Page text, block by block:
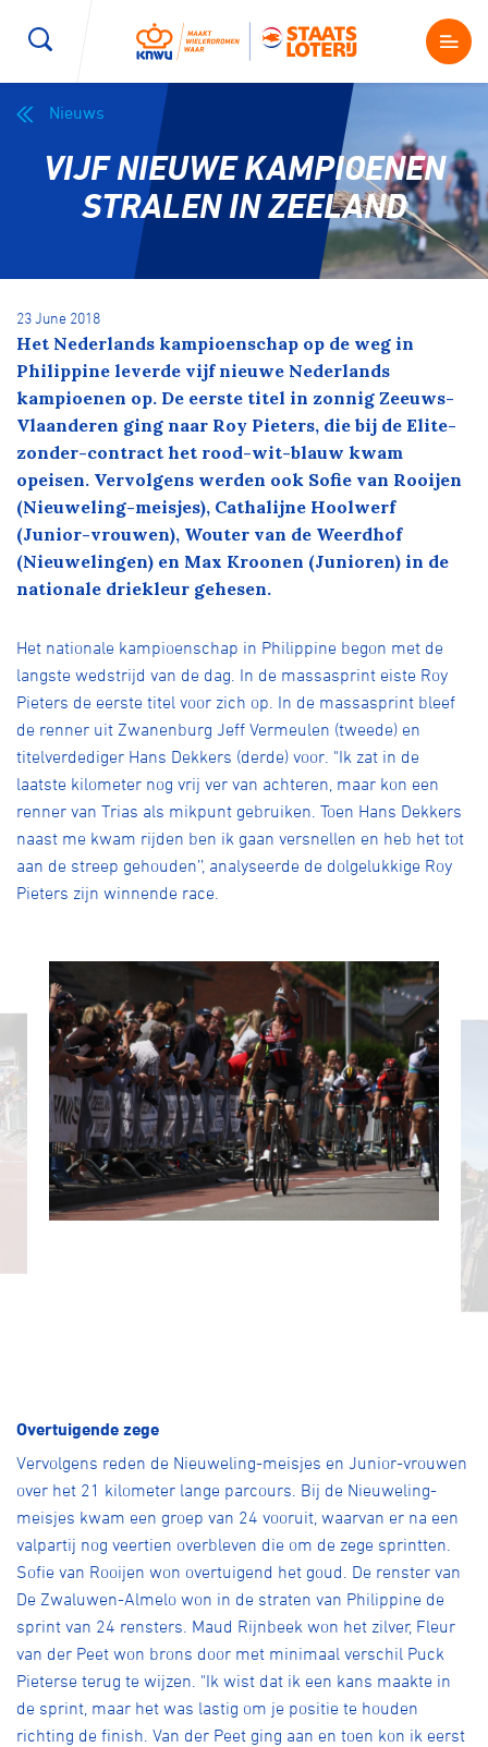
Kenniscentrum
Magazine
Nieuws
Shop
Producten en diensten
Contact
Over ons
Lid worden
Nieuws
VIJF NIEUWE KAMPIOENEN
STRALEN IN ZEELAND
23 June 2018
Het Nederlands kampioenschap op de weg in
Philippine leverde vijf nieuwe Nederlands
kampioenen op. De eerste titel in zonnig Zeeuws-
Vlaanderen ging naar Roy Pieters, die bij de Elite-
zonder-contract het rood-wit-blauw kwam
opeisen. Vervolgens werden ook Sofie van Rooijen
(Nieuweling-meisjes), Cathalijne Hoolwerf
(Junior-vrouwen), Wouter van de Weerdhof
(Nieuwelingen) en Max Kroonen (Junioren) in de
nationale driekleur gehesen.
Het nationale kampioenschap in Philippine begon met de
langste wedstrijd van de dag. In de massasprint eiste Roy
Pieters de eerste titel voor zich op. In de massasprint bleef
de renner uit Zwanenburg Jeff Vermeulen (tweede) en
titelverdediger Hans Dekkers (derde) voor. "Ik zat in de
laatste kilometer nog vrij ver van achteren, maar kon een
renner van Trias als mikpunt gebruiken. Toen Hans Dekkers
naast me kwam rijden ben ik gaan versnellen en heb het tot
aan de streep gehouden’’, analyseerde de dolgelukkige Roy
Pieters zijn winnende race.
Overtuigende zege
Vervolgens reden de Nieuweling-meisjes en Junior-vrouwen
over het 21 kilometer lange parcours. Bij de Nieuweling-
meisjes kwam een groep van 24 vooruit, waarvan er na een
valpartij nog veertien overbleven die om de zege sprintten.
Sofie van Rooijen won overtuigend het goud. De renster van
De Zwaluwen-Almelo won in de straten van Philippine de
sprint van 24 rensters. Maud Rijnbeek won het zilver, Fleur
van der Peet won brons door met minimaal verschil Puck
Pieterse terug te wijzen. "Ik wist dat ik een kans maakte in
de sprint, maar het was lastig om je positie te houden
richting de finish. Van der Peet ging aan en toen kon ik eerst
Wegwielrennen Mountainbiken
E-Racing
Kunstwielrijden ID-Cycling
Baanwielrennen
BMX freestyle Gravel
Veldrijden Biketrial
Pumptrack Fixed gear